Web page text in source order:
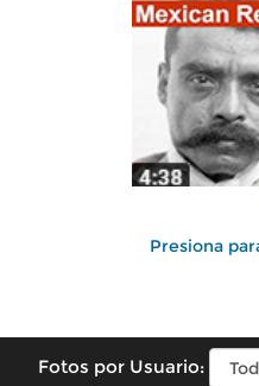
Presiona
Fotos por Usuario: